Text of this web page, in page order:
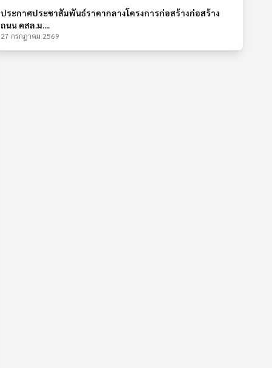
ประกาศประชาสัมพันธ์ราคากลางโครงการก่อสร้างก่อสร้าง
ถนน คสล.ม....
27 กรกฎาคม 2569